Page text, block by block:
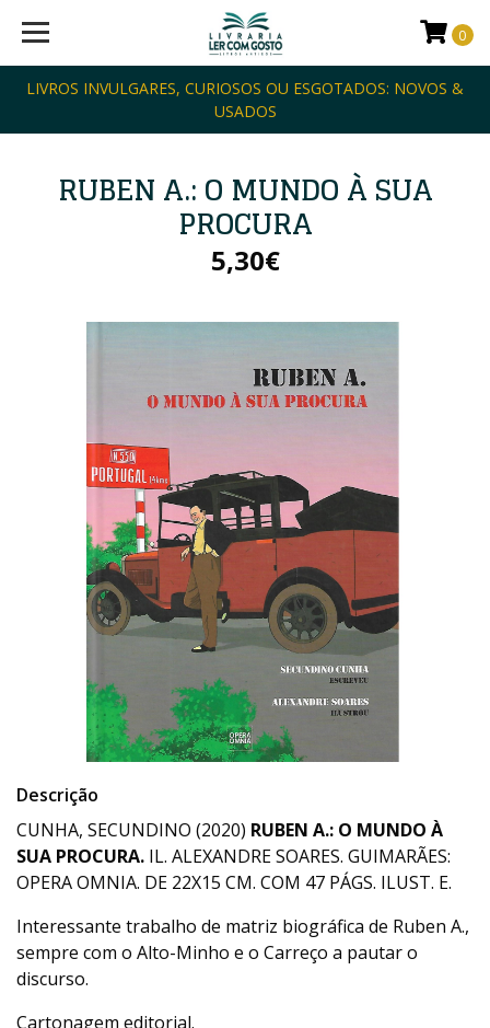
LIVROS INVULGARES, CURIOSOS OU ESGOTADOS: NOVOS &
USADOS
0
RUBEN A.: O MUNDO À SUA
PROCURA
5,30€
Descrição
CUNHA, SECUNDINO (2020) RUBEN A.: O MUNDO À
SUA PROCURA. IL. ALEXANDRE SOARES. GUIMARÃES:
OPERA OMNIA. DE 22X15 CM. COM 47 PÁGS. ILUST. E.
Interessante trabalho de matriz biográfica de Ruben A.,
sempre com o Alto-Minho e o Carreço a pautar o
discurso.
Cartonagem editorial.